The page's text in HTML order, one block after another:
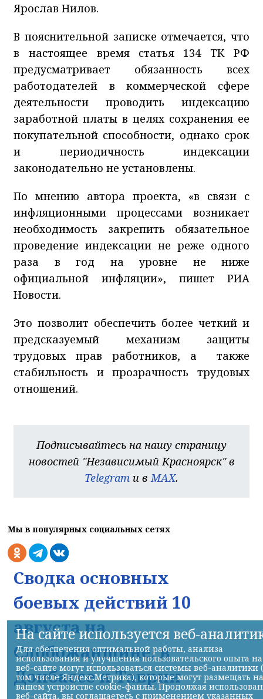
Ярослав Нилов.
В пояснительной записке отмечается, что
в настоящее время статья 134 ТК РФ
предусматривает обязанность всех
работодателей в коммерческой сфере
деятельности проводить индексацию
заработной платы в целях сохранения ее
покупательной способности, однако срок
и периодичность индексации
законодательно не установлены.
По мнению автора проекта, «в связи с
инфляционными процессами возникает
необходимость закрепить обязательное
проведение индексации не реже одного
раза в год на уровне не ниже
официальной инфляции», пишет РИА
Новости.
Это позволит обеспечить более четкий и
предсказуемый механизм защиты
трудовых прав работников, а также
стабильность и прозрачность трудовых
отношений.
Подписывайтесь на нашу страницу
новостей "Независимый Красноярск" в
Telegram и вMAX.
Мы в популярных социальных сетях
Сводка основных
боевых действий 10
августа на
Слобожанщине, в
Донбассе и Таврии
На сайте используется веб-
Для обеспечения оптимальной работы, анализа
использования и улучшения пользовательского опыта на
веб-сайте могут использоваться системы веб-аналитики
том числе Яндекс.Метрика), которые могут размещать на
вашем устройстве cookie-файлы. Продолжая
веб-сайта, вы соглашаетесь с применением указанных